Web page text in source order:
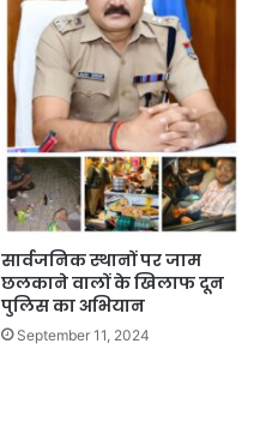
सार्वजनिक स्थानों पर जाम
छलकाने वालों के खिलाफ दून
पुलिस का अभियान
September 11, 2024